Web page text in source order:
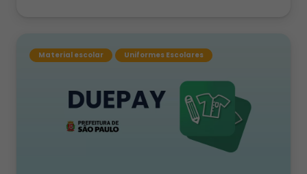
Material escolar Uniformes Escolares